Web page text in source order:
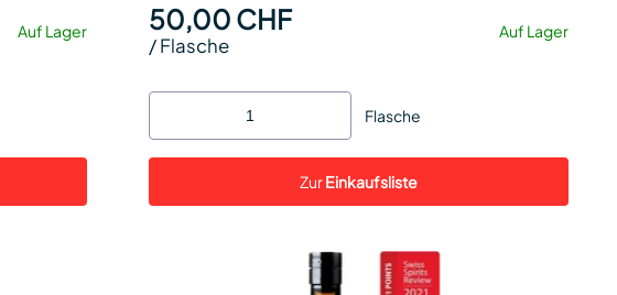
Auf Lager Auf Lager
50,00 CHF
/Flasche
Flasche
ZurEinkaufsliste